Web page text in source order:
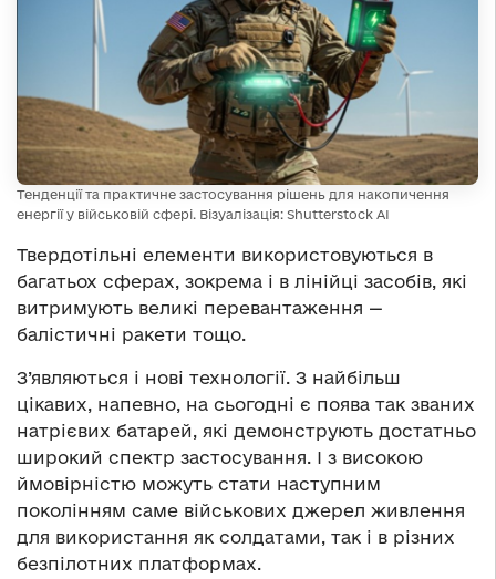
Тенденції та практичне застосування рішень для накопичення
енергії у військовій сфері. Візуалізація: Shutterstock AI
Твердотільні елементи використовуються в
багатьох сферах, зокрема і в лінійці засобів, які
витримують великі перевантаження —
балістичні ракети тощо.
З’являються і нові технології. З найбільш
цікавих, напевно, на сьогодні є поява так званих
натрієвих батарей, які демонструють достатньо
широкий спектр застосування. І з високою
ймовірністю можуть стати наступним
поколінням саме військових джерел живлення
для використання як солдатами, так і в різних
безпілотних платформах.